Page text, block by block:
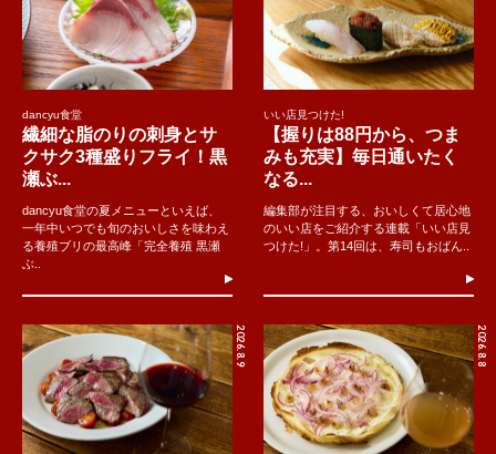
dancyu食堂
繊細な脂のりの刺身とサ
クサク3種盛りフライ！黒
瀬ぶ...
dancyu食堂の夏メニューといえば、
一年中いつでも旬のおいしさを味わえ
る養殖ブリの最高峰「完全養殖 黒瀬
ぶ..
いい店見つけた!
【握りは88円から、つま
みも充実】毎日通いたく
なる...
編集部が注目する、おいしくて居心地
のいい店をご紹介する連載「いい店見
つけた!」。第14回は、寿司もおばん..
2026.8.9 2026.8.8